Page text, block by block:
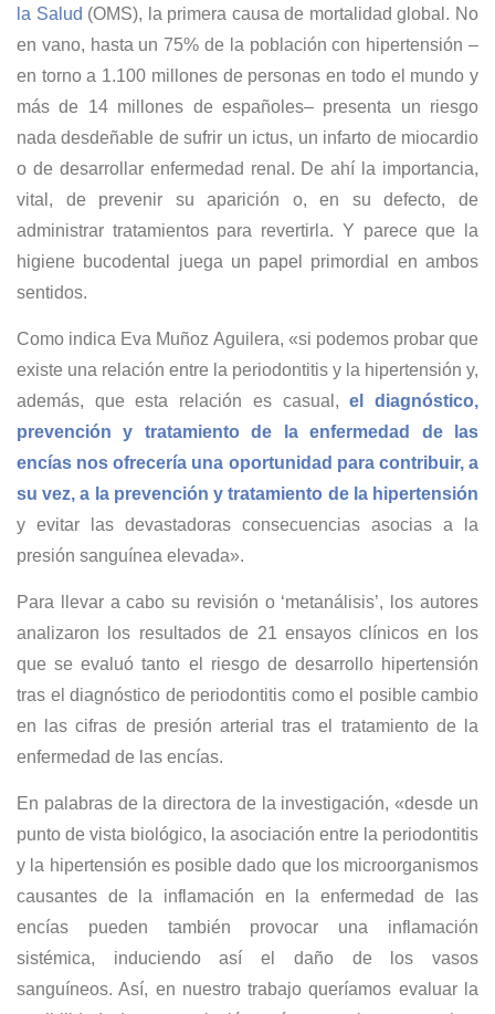
la Salud (OMS), la primera causa de mortalidad global. No
en vano, hasta un 75% de la población con hipertensión –
en torno a 1.100 millones de personas en todo el mundo y
más de 14 millones de españoles– presenta un riesgo
nada desdeñable de sufrir un ictus, un infarto de miocardio
o de desarrollar enfermedad renal. De ahí la importancia,
vital, de prevenir su aparición o, en su defecto, de
administrar tratamientos para revertirla. Y parece que la
higiene bucodental juega un papel primordial en ambos
sentidos.
Como indica Eva Muñoz Aguilera, «si podemos probar que
existe una relación entre la periodontitis y la hipertensión y,
además, que esta relación es casual,el diagnóstico,
prevención y tratamiento de la enfermedad de las
encías nos ofrecería una oportunidad para contribuir, a
su vez, a la prevención y tratamiento de la hipertensión
y evitar las devastadoras consecuencias asocias a la
presión sanguínea elevada».
Para llevar a cabo su revisión o ‘metanálisis’, los autores
analizaron los resultados de 21 ensayos clínicos en los
que se evaluó tanto el riesgo de desarrollo hipertensión
tras el diagnóstico de periodontitis como el posible cambio
en las cifras de presión arterial tras el tratamiento de la
enfermedad de las encías.
En palabras de la directora de la investigación, «desde un
punto de vista biológico, la asociación entre la periodontitis
y la hipertensión es posible dado que los microorganismos
causantes de la inflamación en la enfermedad de las
encías pueden también provocar una inflamación
sistémica, induciendo así el daño de los vasos
sanguíneos. Así, en nuestro trabajo queríamos evaluar la